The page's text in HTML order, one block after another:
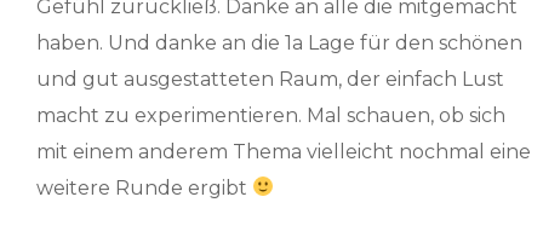
Gefühl zurückließ. Danke an alle die mitgemacht
haben. Und danke an die 1a Lage für den schönen
und gut ausgestatteten Raum, der einfach Lust
macht zu experimentieren. Mal schauen, ob sich
mit einem anderem Thema vielleicht nochmal eine
weitere Runde ergibt